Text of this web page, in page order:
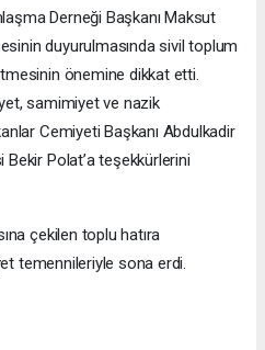
Derneği Başkanı Maksut
duyurulmasında sivil toplum
önemine dikkat etti.
samimiyet ve nazik
Cemiyeti Başkanı Abdulkadir
Bekir Polat’a teşekkürlerini
çekilen toplu hatıra
temennileriyle sona erdi.